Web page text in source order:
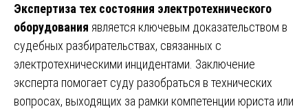
Экспертиза тех состояния электротехнического
оборудования является ключевым доказательством в
судебных разбирательствах, связанных с
электротехническими инцидентами. Заключение
эксперта помогает суду разобраться в технических
вопросах, выходящих за рамки компетенции юриста или